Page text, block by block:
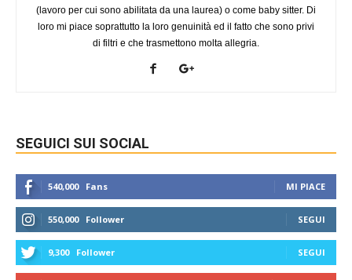
(lavoro per cui sono abilitata da una laurea) o come baby sitter. Di
loro mi piace soprattutto la loro genuinità ed il fatto che sono privi
di filtri e che trasmettono molta allegria.
SEGUICI SUI SOCIAL
540,000 Fans MI PIACE
550,000 Follower SEGUI
9,300 Follower SEGUI